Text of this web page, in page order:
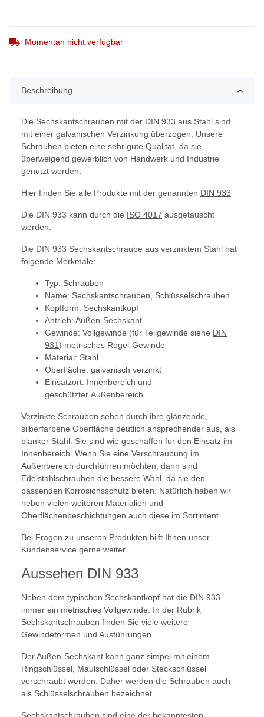
Momentan nicht verfügbar
Beschreibung
Die Sechskantschrauben mit der DIN 933 aus Stahl sind
mit einer galvanischen Verzinkung überzogen. Unsere
Schrauben bieten eine sehr gute Qualität, da sie
überweigend gewerblich von Handwerk und Industrie
genutzt werden.
Hier finden Sie alle Produkte mit der genannten DIN 933
Die DIN 933 kann durch die ISO 4017 ausgetauscht
werden.
Die DIN 933 Sechskantschraube aus verzinktem Stahl hat
folgende Merkmale:
Typ: Schrauben
Name: Sechskantschrauben, Schlüsselschrauben
Kopfform: Sechskantkopf
Antrieb: Außen-Sechskant
Gewinde: Vollgewinde (für Teilgewinde siehe DIN
931) metrisches Regel-Gewinde
Material: Stahl
Oberfläche: galvanisch verzinkt
Einsatzort: Innenbereich und
geschützter Außenbereich
Verzinkte Schrauben sehen durch ihre glänzende,
silberfarbene Oberfläche deutlich ansprechender aus, als
blanker Stahl. Sie sind wie geschaffen für den Einsatz im
Innenbereich. Wenn Sie eine Verschraubung im
Außenbereich durchführen möchten, dann sind
Edelstahlschrauben die bessere Wahl, da sie den
passenden Korrosionsschutz bieten. Natürlich haben wir
neben vielen weiteren Materialien und
Oberflächenbeschichtungen auch diese im Sortiment.
Bei Fragen zu unseren Produkten hilft Ihnen unser
Kundenservice gerne weiter.
Aussehen DIN 933
Neben dem typischen Sechskantkopf hat die DIN 933
immer ein metrisches Vollgewinde. In der Rubrik
Sechskantschrauben finden Sie viele weitere
Gewindeformen und Ausführungen.
Der Außen-Sechskant kann ganz simpel mit einem
Ringschlüssel, Maulschlüssel oder Steckschlüssel
verschraubt werden. Daher werden die Schrauben auch
als Schlüsselschrauben bezeichnet.